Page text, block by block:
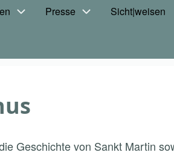
Presse Sicht|weisen
Geschichte von Sankt Martin